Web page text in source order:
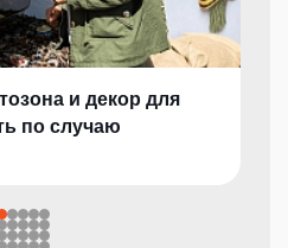
и декор для
по случаю